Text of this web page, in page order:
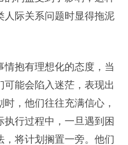
人际关系问题时显得拖泥
抱有理想化的态度，当
能会陷入迷茫，表现出
，他们往往充满信心，
行过程中，一旦遇到困
，将计划搁置一旁。他们